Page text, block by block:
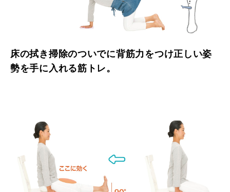
床の拭き掃除のついでに背筋力をつけ正しい姿
勢を手に入れる筋トレ。